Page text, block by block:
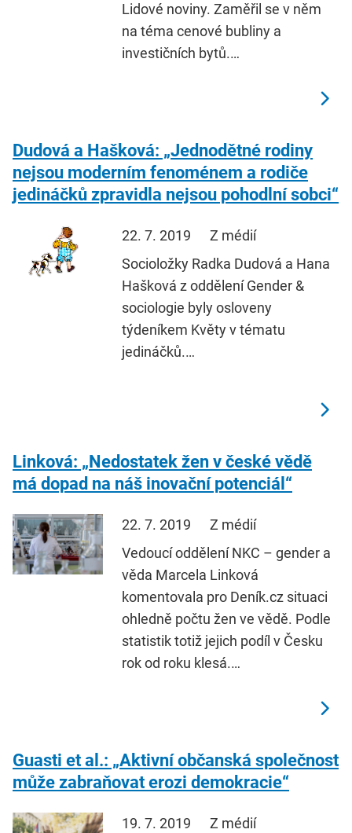
Lidové noviny. Zaměřil se v něm
na téma cenové bubliny a
investičních bytů.…
Dudová a Hašková: „Jednodětné rodiny
nejsou moderním fenoménem a rodiče
jedináčků zpravidla nejsou pohodlní sobci“
22. 7. 2019
Z médií
Socioložky Radka Dudová a Hana
Hašková z oddělení Gender &
sociologie byly osloveny
týdeníkem Květy v tématu
jedináčků.…
Linková: „Nedostatek žen v české vědě
má dopad na náš inovační potenciál“
22. 7. 2019
Z médií
Vedoucí oddělení NKC – gender a
věda Marcela Linková
komentovala pro Deník.cz situaci
ohledně počtu žen ve vědě. Podle
statistik totiž jejich podíl v Česku
rok od roku klesá.…
Guasti et al.: „Aktivní občanská společnost
může zabraňovat erozi demokracie“
19. 7. 2019
Z médií